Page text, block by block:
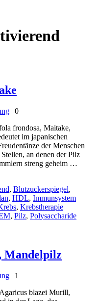
| 0
frondosa, Maitake,
im japanischen
der Menschen
an denen der Pilz
streng geheim …
, Blutzuckerspiegel,
, HDL, Immunsystem
, Krebstherapie
, Pilz, Polysaccharide
Mandelpilz
| 1
blazei Murill,